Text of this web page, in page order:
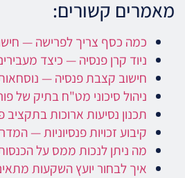
מאמרים קשורים:
כמה כסף צריך לפרישה — חישוב
ניוד קרן פנסיה — כיצד
חישוב קצבת פנסיה — נוסחאות
ניהול סיכוני מט"ח בתיק של
תכנון נסיעות ארוכות בתקציב
קיבוע זכויות פנסיוניות —
מה ניתן לנכות ממס על
איך לבחור יועץ השקעות